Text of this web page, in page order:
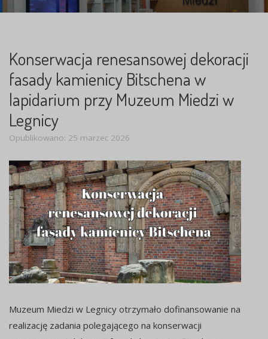
Konserwacja renesansowej dekoracji
fasady kamienicy Bitschena w
lapidarium przy Muzeum Miedzi w
Legnicy
Opublikowano: 25 marzec 2026
Muzeum Miedzi w Legnicy otrzymało dofinansowanie na
realizację zadania polegającego na konserwacji